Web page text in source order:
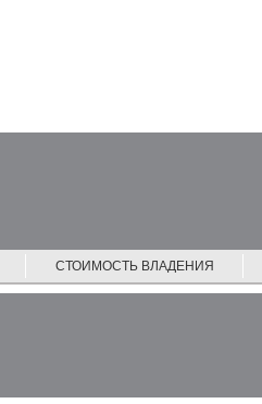
СТОИМОСТЬ ВЛАДЕНИЯ